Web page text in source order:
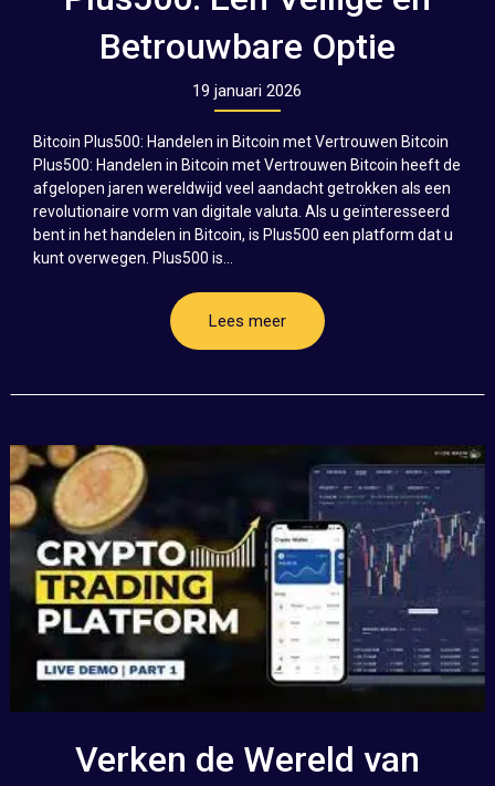
Betrouwbare Optie
19 januari 2026
Bitcoin Plus500: Handelen in Bitcoin met Vertrouwen Bitcoin
Plus500: Handelen in Bitcoin met Vertrouwen Bitcoin heeft de
afgelopen jaren wereldwijd veel aandacht getrokken als een
revolutionaire vorm van digitale valuta. Als u geïnteresseerd
bent in het handelen in Bitcoin, is Plus500 een platform dat u
kunt overwegen. Plus500 is...
Lees meer
Verken de Wereld van